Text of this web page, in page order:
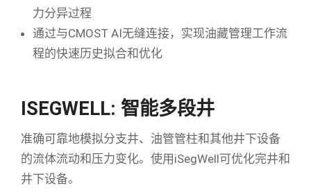
力分异过程
通过与CMOST AI无缝连接，实现油藏管理工作流
程的快速历史拟合和优化
ISEGWELL: 智能多段井
准确可靠地模拟分支井、油管管柱和其他井下设备
的流体流动和压力变化。使用iSegWell可优化完井和
井下设备。